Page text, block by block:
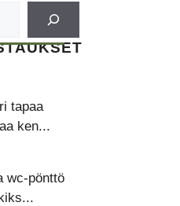
tapaa
ken...
wc-pönttö